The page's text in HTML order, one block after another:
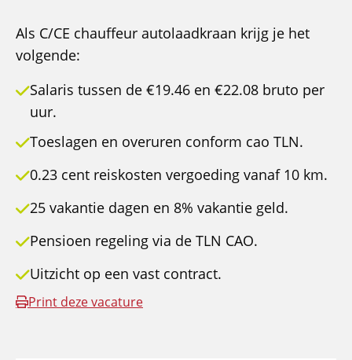
Als C/CE chauffeur autolaadkraan krijg je het
volgende:
Salaris tussen de €19.46 en €22.08 bruto per
uur.
Toeslagen en overuren conform cao TLN.
0.23 cent reiskosten vergoeding vanaf 10 km.
25 vakantie dagen en 8% vakantie geld.
Pensioen regeling via de TLN CAO.
Uitzicht op een vast contract.
Print deze vacature